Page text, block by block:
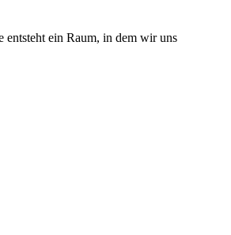
entsteht ein Raum, in dem wir uns